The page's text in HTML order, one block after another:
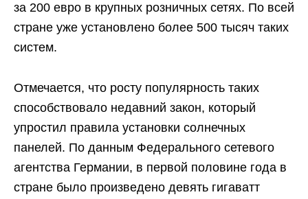
за 200 евро в крупных розничных сетях. По всей
стране уже установлено более 500 тысяч таких
систем.
Отмечается, что росту популярность таких
способствовало недавний закон, который
упростил правила установки солнечных
панелей. По данным Федерального сетевого
агентства Германии, в первой половине года в
стране было произведено девять гигаватт